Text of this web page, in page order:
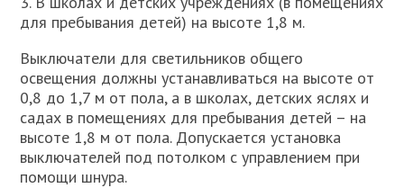
для пребывания детей) нa высоте 1,8 м.
Выключатели для светильников общего
освещения должны устанавливаться на высоте от
0,8 до 1,7 м от пола, а в школах, детских яслях и
садах в помещениях для пребывания детей – на
высоте 1,8 м от пола. Допускается установка
выключателей под потолком с управлением при
помощи шнура.